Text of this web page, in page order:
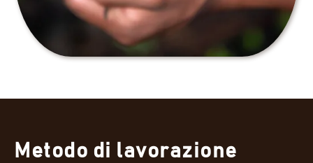
Metodo di lavorazione